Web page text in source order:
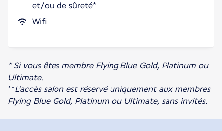
et/ou de sûreté*
Wifi
* Si vous êtes membre Flying Blue Gold, Platinum ou
Ultimate.
**L'accès salon est réservé uniquement aux membres
Flying Blue Gold, Platinum ou Ultimate, sans invités.